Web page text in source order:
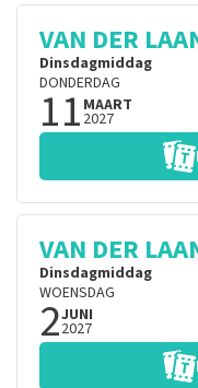
VAN DER
Dinsdagmiddag
DONDERDAG
11 MAART
2027
VAN DER
Dinsdagmiddag
WOENSDAG
2JUNI
2027